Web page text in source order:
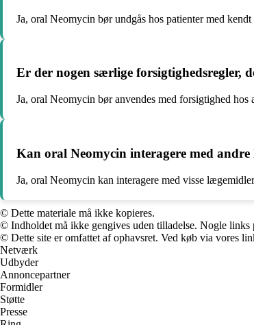
Ja, oral Neomycin bør undgås hos patienter med
Er der nogen særlige forsigtighedsregler,
Ja, oral Neomycin bør anvendes med forsigtighed
Kan oral Neomycin interagere med
Ja, oral Neomycin kan interagere med visse
© Dette materiale må ikke kopieres.
© Indholdet må ikke gengives uden tilladelse. Nogle links
© Dette site er omfattet af ophavsret. Ved køb via vores
Netværk
Udbyder
Annoncepartner
Formidler
Støtte
Presse